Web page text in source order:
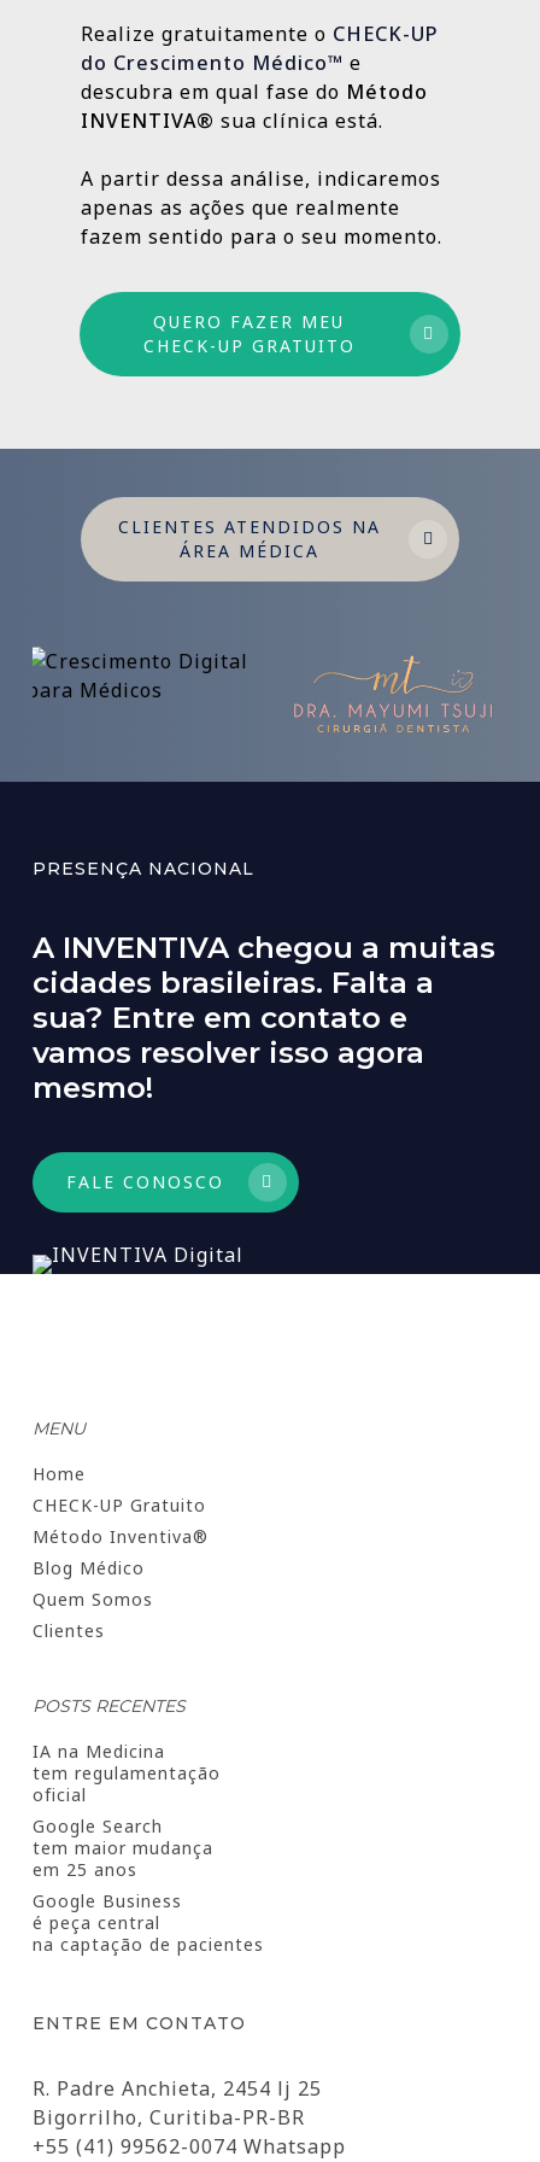
resultados sólidos e duradouros ao longo
do tempo.
Por isso trabalhamos com um método
médio e longo prazo para garantir
crescimento sustentável.
Realize gratuitamente o CHECK-UP
do Crescimento Médico™ e
descubra em qual fase do Método
INVENTIVA® sua clínica está.
A partir dessa análise, indicaremos
apenas as ações que realmente
fazem sentido para o seu momento.
QUERO FAZER MEU
CHECK-UP GRATUITO
CLIENTES ATENDIDOS NA
ÁREA MÉDICA
PRESENÇA NACIONAL
A INVENTIVA chegou a muitas
cidades brasileiras. Falta a
sua? Entre em contato e
vamos resolver isso agora
mesmo!
FALE CONOSCO
MENU
Home
CHECK-UP Gratuito
Método Inventiva®
Blog Médico
Quem Somos
Clientes
POSTS RECENTES
IA na Medicina
tem regulamentação
oficial
Google Search
tem maior mudança
em 25 anos
Google Business
é peça central
na captação de pacientes
ENTRE EM CONTATO
R. Padre Anchieta, 2454 lj 25
Bigorrilho, Curitiba-PR-BR
+55 (41) 99562-0074 Whatsapp